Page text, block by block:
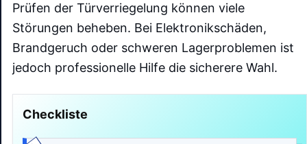
Prüfen der Türverriegelung können viele
Störungen beheben. Bei Elektronikschäden,
Brandgeruch oder schweren Lagerproblemen ist
jedoch professionelle Hilfe die sicherere Wahl.
Checkliste